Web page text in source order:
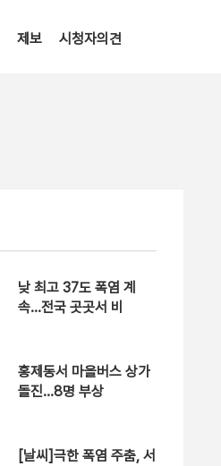
제보 시청자의견
낮 최고 37도 폭염 계
속…전국 곳곳서 비
홍제동서 마을버스 상가
돌진…8명 부상
[날씨]극한 폭염 주춤, 서